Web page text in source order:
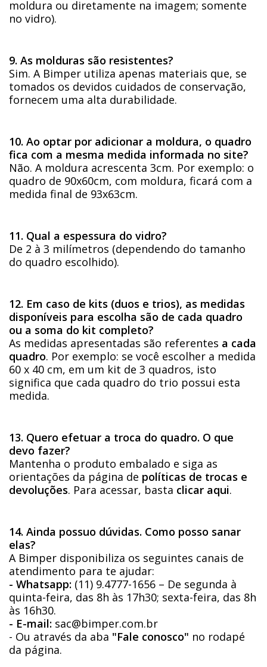
moldura ou diretamente na imagem; somente
no vidro).
9. As molduras são resistentes?
Sim. A Bimper utiliza apenas materiais que, se
tomados os devidos cuidados de conservação,
fornecem uma alta durabilidade.
10. Ao optar por adicionar a moldura, o quadro
fica com a mesma medida informada no site?
Não. A moldura acrescenta 3cm. Por exemplo: o
quadro de 90x60cm, com moldura, ficará com a
medida final de 93x63cm.
11. Qual a espessura do vidro?
De 2 à 3 milímetros (dependendo do tamanho
do quadro escolhido).
12. Em caso de kits (duos e trios), as medidas
disponíveis para escolha são de cada quadro
ou a soma do kit completo?
As medidas apresentadas são referentes a cada
quadro. Por exemplo: se você escolher a medida
60 x 40 cm, em um kit de 3 quadros, isto
significa que cada quadro do trio possui esta
medida.
13. Quero efetuar a troca do quadro. O que
devo fazer?
Mantenha o produto embalado e siga as
orientações da página de políticas de trocas e
devoluções. Para acessar, basta clicar aqui.
14. Ainda possuo dúvidas. Como posso sanar
elas?
A Bimper disponibiliza os seguintes canais de
atendimento para te ajudar:
- Whatsapp: (11) 9.4777-1656 – De segunda à
quinta-feira, das 8h às 17h30; sexta-feira, das 8h
às 16h30.
- E-mail: sac@bimper.com.br
- Ou através da aba "Fale conosco" no rodapé
da página.